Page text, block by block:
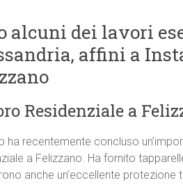
alcuni dei lavori
affini a
Residenziale a
ha recentemente concluso
a Felizzano. Ha fornito
anche un’eccellente